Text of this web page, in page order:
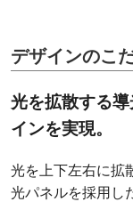
デザインのこ
光を拡散する
インを実現。
光を上下左右に拡
光パネルを採用し